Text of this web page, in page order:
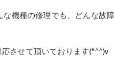
機種の修理でも、どんな故障
させて頂いております(*^^)v